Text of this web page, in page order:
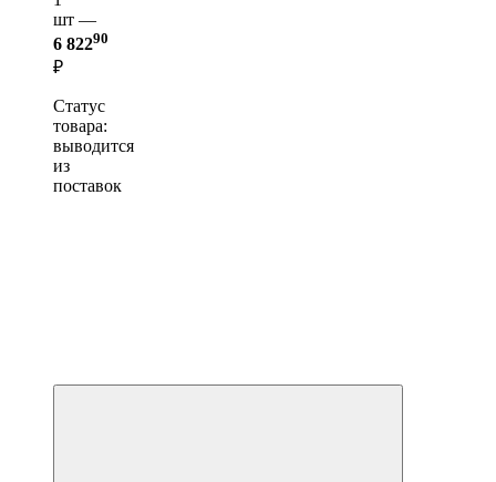
шт —
6 82290
₽
Статус
товара:
выводится
из
поставок